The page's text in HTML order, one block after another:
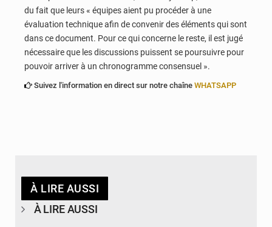
du fait que leurs « équipes aient pu procéder à une
évaluation technique afin de convenir des éléments qui sont
dans ce document. Pour ce qui concerne le reste, il est jugé
nécessaire que les discussions puissent se poursuivre pour
pouvoir arriver à un chronogramme consensuel ».
Suivez l'information en direct sur notre chaîne WHATSAPP
À LIRE AUSSI
À LIRE AUSSI